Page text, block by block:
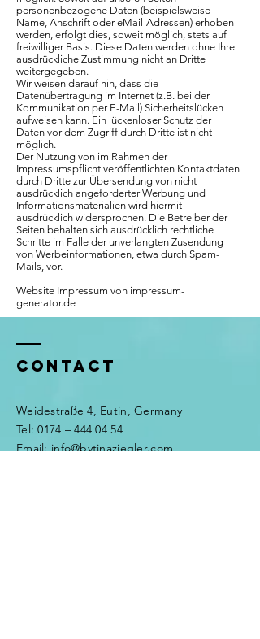
personenbezogene Daten (beispielsweise
Name, Anschrift oder eMail-Adressen) erhoben
werden, erfolgt dies, soweit möglich, stets auf
freiwilliger Basis. Diese Daten werden ohne Ihre
ausdrückliche Zustimmung nicht an Dritte
weitergegeben.
Wir weisen darauf hin, dass die
Datenübertragung im Internet (z.B. bei der
Kommunikation per E-Mail) Sicherheitslücken
aufweisen kann. Ein lückenloser Schutz der
Daten vor dem Zugriff durch Dritte ist nicht
möglich.
Der Nutzung von im Rahmen der
Impressumspflicht veröffentlichten Kontaktdaten
durch Dritte zur Übersendung von nicht
ausdrücklich angeforderter Werbung und
Informationsmaterialien wird hiermit
ausdrücklich widersprochen. Die Betreiber der
Seiten behalten sich ausdrücklich rechtliche
Schritte im Falle der unverlangten Zusendung
von Werbeinformationen, etwa durch Spam-
Mails, vor.
Website Impressum von impressum-
generator.de
Contact
Weidestraße 4, Eutin, Germany
​​Tel: 0174 – 444 04 54
Email: info@bytinaziegler.com